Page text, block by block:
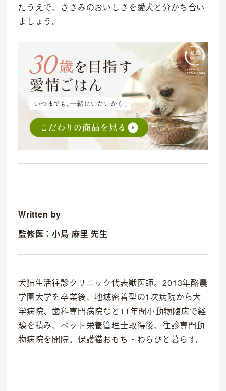
たうえで、ささみのおいしさを愛犬と分かち合い
ましょう。
Written by
監修医：小島 麻里 先生
犬猫生活往診クリニック代表獣医師。2013年酪農
学園大学を卒業後、地域密着型の1次病院から大
学病院、歯科専門病院など11年間小動物臨床で経
験を積み、ペット栄養管理士取得後、往診専門動
物病院を開院。保護猫おもち・わらびと暮らす。